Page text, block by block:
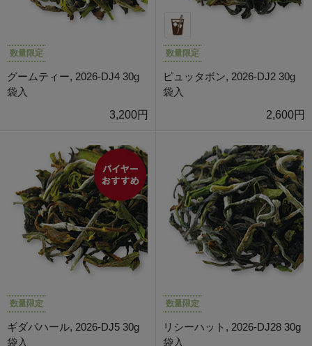
数量限定
グームティー, 2026-DJ4 30g
袋入
3,200円
数量限定
ピュッタボン, 2026-DJ2 30g
袋入
2,600円
数量限定
ギダパハール, 2026-DJ5 30g
袋入
数量限定
リシーハット, 2026-DJ28 30g
袋入